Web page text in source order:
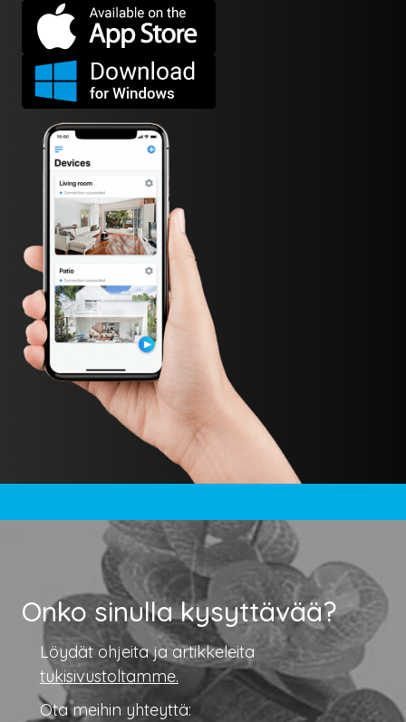
Onko sinulla kysyttävää?
Löydät ohjeita ja artikkeleita
tukisivustoltamme.
Ota meihin yhteyttä: